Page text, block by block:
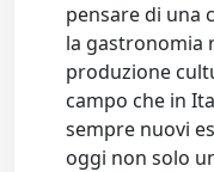
pensare di una
la gastronomia
produzione
campo che in
sempre nuovi
oggi non solo